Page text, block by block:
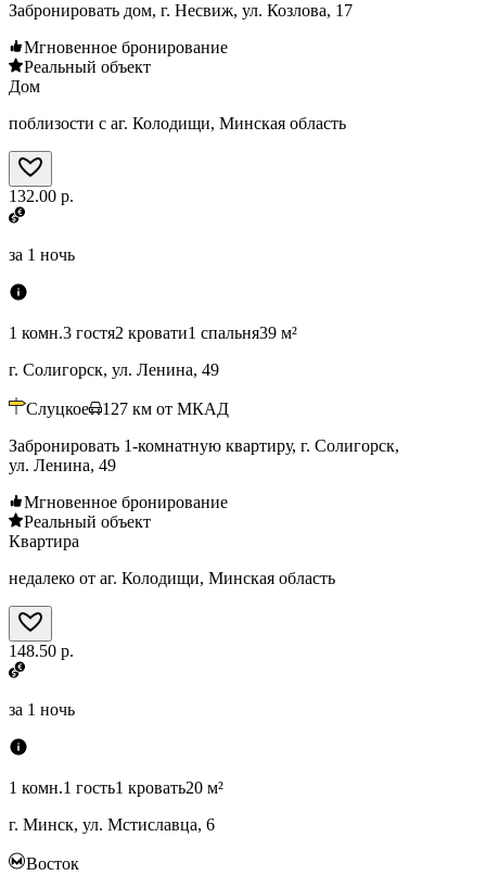
Забронировать дом, г. Несвиж, ул. Козлова, 17
Мгновенное бронирование
Реальный объект
Дом
поблизости с аг. Колодищи, Минская область
132.00 р.
за 1 ночь
1 комн.3 гостя2 кровати1 спальня39 м²
г. Солигорск, ул. Ленина, 49
Слуцкое 127 км от МКАД
Забронировать 1-комнатную квартиру, г. Солигорск,
ул. Ленина, 49
Мгновенное бронирование
Реальный объект
Квартира
недалеко от аг. Колодищи, Минская область
148.50 р.
за 1 ночь
1 комн.1 гость1 кровать20 м²
г. Минск, ул. Мстиславца, 6
Восток